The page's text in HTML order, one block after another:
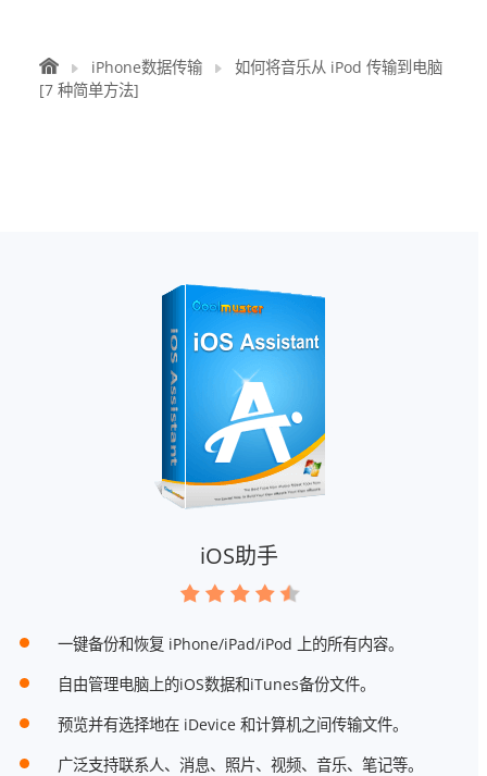
iPhone数据传输
如何将音乐从 iPod 传输到电脑
[7 种简单方法]
iOS助手
一键备份和恢复 iPhone/iPad/iPod 上的所有内容。
自由管理电脑上的iOS数据和iTunes备份文件。
预览并有选择地在 iDevice 和计算机之间传输文件。
广泛支持联系人、消息、照片、视频、音乐、笔记等。